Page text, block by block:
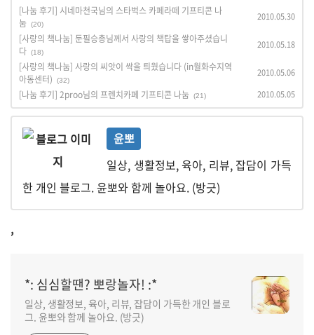
[나눔 후기] 시네마천국님의 스타벅스 카페라떼 기프티콘 나
눔
(20)
2010.05.30
[사랑의 책나눔] 둔필승총님께서 사랑의 책탑을 쌓아주셨습니
다 (18)
2010.05.18
[사랑의 책나눔] 사랑의 씨앗이 싹을 틔웠습니다 (in월화수지역
아동센터)
(32)
2010.05.06
[나눔 후기] 2proo님의 프렌치카페 기프티콘 나눔 (21) 2010.05.05
윤뽀
일상, 생활정보, 육아, 리뷰, 잡담이 가득
한 개인 블로그. 윤뽀와 함께 놀아요. (방긋)
,
*: 심심할땐? 뽀랑놀자! :*
일상, 생활정보, 육아, 리뷰, 잡담이 가득한 개인 블로
그. 윤뽀와 함께 놀아요. (방긋)